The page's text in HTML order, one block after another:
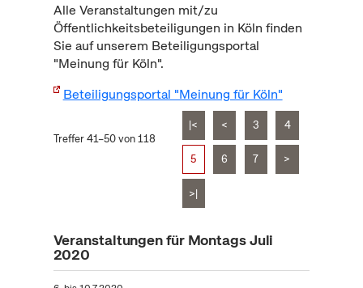
Alle Veranstaltungen mit/zu
Öffentlichkeitsbeteiligungen in Köln finden
Sie auf unserem Beteiligungsportal
"Meinung für Köln".
Beteiligungsportal "Meinung für Köln"
Treffer 41–50 von 118
|< < 3 4
5 6 7 >
>|
Veranstaltungen für Montags Juli
2020